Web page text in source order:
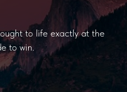
to life exactly at the
to win.